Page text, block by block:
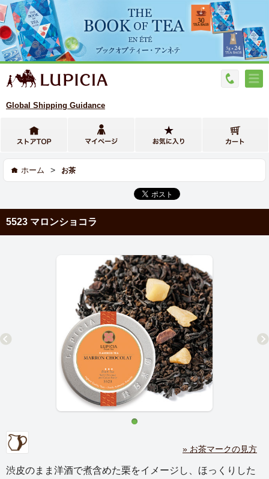
Global Shipping Guidance
ホーム > お茶
5523 マロンショコラ
» お茶マークの見方
渋皮のまま洋酒で煮含めた栗をイメージし、ほっくりした